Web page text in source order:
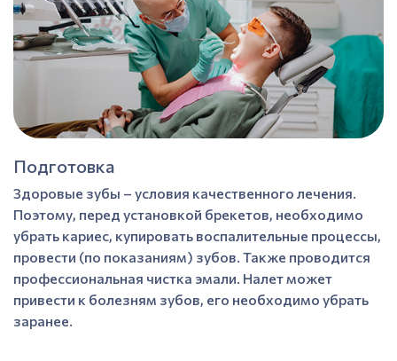
Подготовка
Здоровые зубы – условия качественного лечения.
Поэтому, перед установкой брекетов, необходимо
убрать кариес, купировать воспалительные процессы,
провести (по показаниям) зубов. Также проводится
профессиональная чистка эмали. Налет может
привести к болезням зубов, его необходимо убрать
заранее.